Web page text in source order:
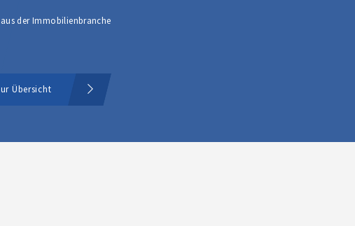
der Immobilienbranche
Übersicht